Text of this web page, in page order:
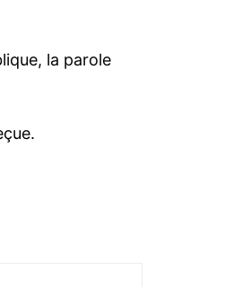
des mesures
Bourse — Akdital
ce que disent
la parole